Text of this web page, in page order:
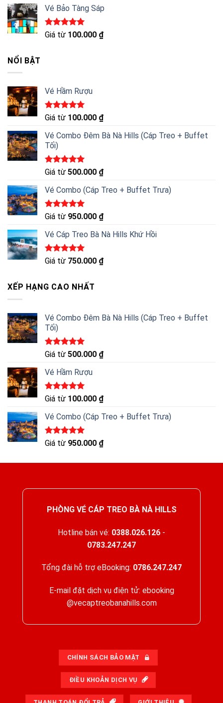
5 sao
Vé Bảo Tàng Sáp
Được xếp
Giá từ 100.000 ₫
NỔI BẬT
Vé Hầm Rượu
Được xếp
5 sao
Giá từ 100.000 ₫
Vé Combo Đêm Bà Nà Hills (Cáp Treo + Buffet
Tối)
Được xếp
5 sao
Giá từ 500.000 ₫
Vé Combo (Cáp Treo + Buffet Trưa)
Được xếp
5 sao
Giá từ 950.000 ₫
Vé Cáp Treo Bà Nà Hills Khứ Hồi
Được xếp
Giá từ 750.000 ₫
XẾP HẠNG CAO NHẤT
Vé Combo Đêm Bà Nà Hills (Cáp Treo + Buffet
Tối)
Được xếp
5 sao
Giá từ 500.000 ₫
Vé Hầm Rượu
Được xếp
5 sao
Giá từ 100.000 ₫
Vé Combo (Cáp Treo + Buffet Trưa)
Được xếp
Giá từ 950.000 ₫
PHÒNG VÉ CÁP TREO BÀ NÀ HILLS
Hotline bán vé: 0388.026.126 -
0783.247.247
Tổng đài hỗ trợ eBooking: 0786.247.247
E-mail đặt dịch vụ điện tử: ebooking
@vecaptreobanahills.com
CHÍNH SÁCH BẢO MẬT
ĐIỀU KHOẢN DỊCH VỤ